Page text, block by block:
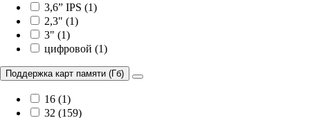
3,6” IPS (1)
2,3" (1)
3" (1)
цифровой (1)
Поддержка карт памяти (Гб)
16 (1)
32 (159)